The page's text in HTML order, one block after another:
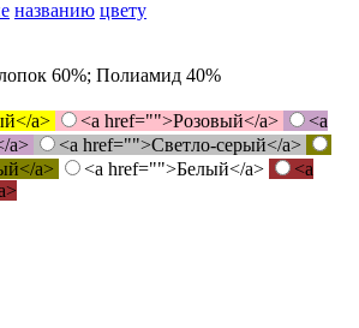
названию цвету
60%; Полиамид 40%
a>
<a href="">Розовый</a>
<a
a>
<a href="">Светло-серый</a>
a>
<a href="">Белый</a>
<a